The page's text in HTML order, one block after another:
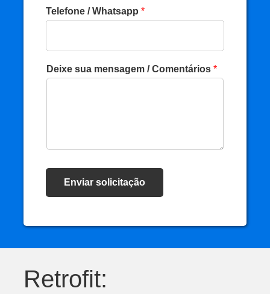
Telefone / Whatsapp *
Deixe sua mensagem / Comentários *
Enviar solicitação
Retrofit: